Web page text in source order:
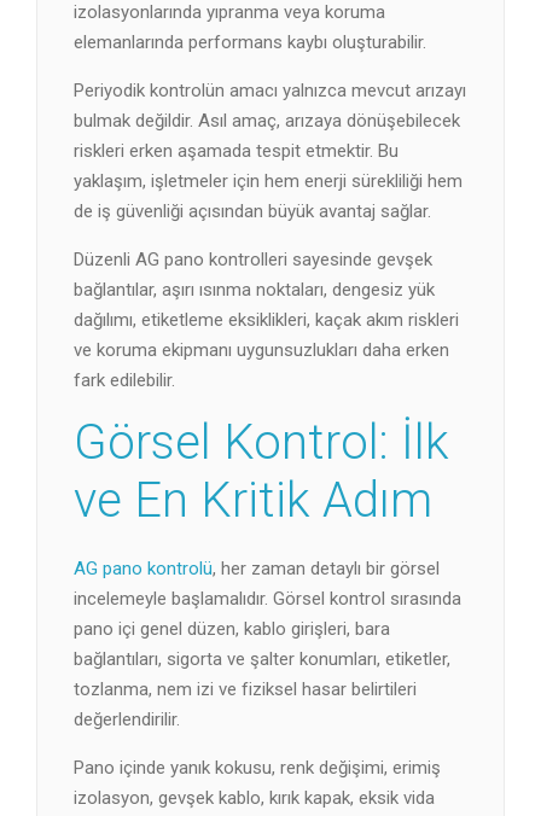
izolasyonlarında yıpranma veya koruma
elemanlarında performans kaybı oluşturabilir.
Periyodik kontrolün amacı yalnızca mevcut arızayı
bulmak değildir. Asıl amaç, arızaya dönüşebilecek
riskleri erken aşamada tespit etmektir. Bu
yaklaşım, işletmeler için hem enerji sürekliliği hem
de iş güvenliği açısından büyük avantaj sağlar.
Düzenli AG pano kontrolleri sayesinde gevşek
bağlantılar, aşırı ısınma noktaları, dengesiz yük
dağılımı, etiketleme eksiklikleri, kaçak akım riskleri
ve koruma ekipmanı uygunsuzlukları daha erken
fark edilebilir.
Görsel Kontrol: İlk
ve En Kritik Adım
AG pano kontrolü, her zaman detaylı bir görsel
incelemeyle başlamalıdır. Görsel kontrol sırasında
pano içi genel düzen, kablo girişleri, bara
bağlantıları, sigorta ve şalter konumları, etiketler,
tozlanma, nem izi ve fiziksel hasar belirtileri
değerlendirilir.
Pano içinde yanık kokusu, renk değişimi, erimiş
izolasyon, gevşek kablo, kırık kapak, eksik vida